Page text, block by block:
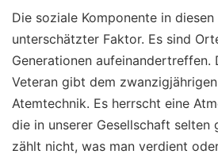
Die soziale Komponente in
unterschätzter Faktor. Es sind
Generationen aufeinandertreffen.
Veteran gibt dem
Atemtechnik. Es herrscht eine
die in unserer Gesellschaft selten
zählt nicht, was man verdient